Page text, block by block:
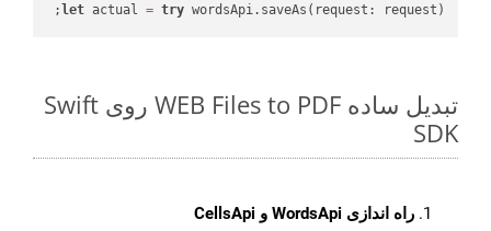
let actual = try wordsApi.saveAs(request: request);
تبدیل ساده WEB Files to PDF روی Swift
SDK
راه اندازی WordsApi و CellsApi